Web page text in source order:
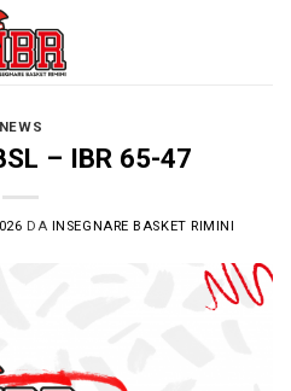
NEWS
– IBR 65-47
DA INSEGNARE BASKET RIMINI